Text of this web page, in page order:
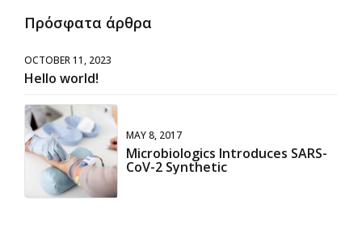
Πρόσφατα άρθρα
OCTOBER 11, 2023
Hello world!
MAY 8, 2017
Microbiologics Introduces SARS-
CoV-2 Synthetic